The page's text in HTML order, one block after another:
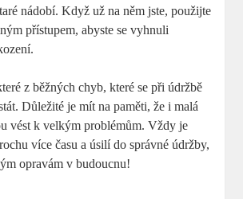
nádobí. Když už na něm jste, použijte
přístupem, abyste se vyhnuli
z běžných chyb, které se při údržbě
Důležité je mít na paměti, že i malá
vést k velkým problémům. Vždy je
více času a úsilí do správné údržby,
opravám v budoucnu!